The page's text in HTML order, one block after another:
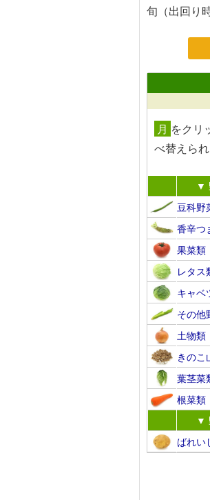
旬（出回り
月 をクリ
べ替えら
▼
豆科野
香辛つ
果菜類
レタス
キャベ
その他
土物類
きのこ
葉茎菜
根菜類
▼
ばれい